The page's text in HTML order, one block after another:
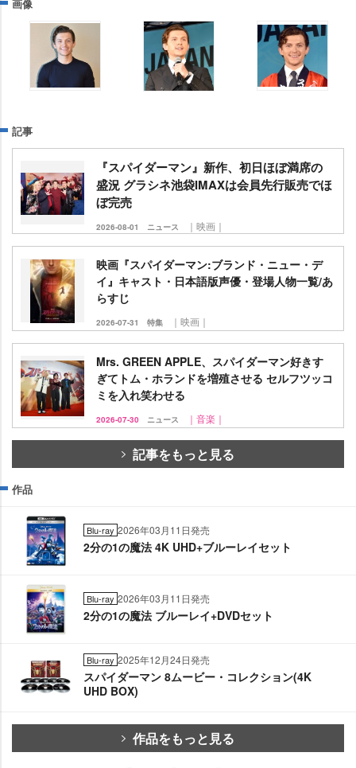
画像
記事
『スパイダーマン』新作、初日ほぼ満席の
盛況 グラシネ池袋IMAXは会員先行販売でほ
ぼ完売
2026-08-01 ニュース ｜映画｜
映画『スパイダーマン:ブランド・ニュー・デ
イ』キャスト・日本語版声優・登場人物一覧/あ
らすじ
2026-07-31 特集 ｜映画｜
Mrs. GREEN APPLE、スパイダーマン好きす
ぎてトム・ホランドを増殖させる セルフツッコ
ミを入れ笑わせる
2026-07-30 ニュース ｜音楽｜
記事をもっと見る
作品
Blu-ray 2026年03月11日発売
2分の1の魔法 4K UHD+ブルーレイセット
Blu-ray 2026年03月11日発売
2分の1の魔法 ブルーレイ+DVDセット
Blu-ray 2025年12月24日発売
スパイダーマン 8ムービー・コレクション(4K
UHD BOX)
作品をもっと見る